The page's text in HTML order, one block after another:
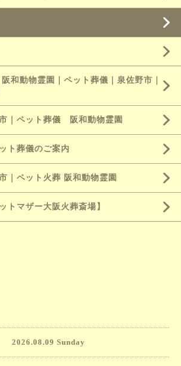
和動物霊園｜ペット葬儀｜泉佐野市｜
｜ペット葬儀 阪和動物霊園
ト葬儀のご案内
｜ペット火葬 阪和動物霊園
トマザー大阪火葬斎場】
2026.08.09 Sunday